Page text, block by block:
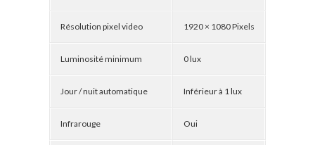
Résolution pixel video 1920 × 1080 Pixels
Luminosité minimum 0 lux
Jour / nuit automatique Inférieur à 1 lux
Infrarouge Oui